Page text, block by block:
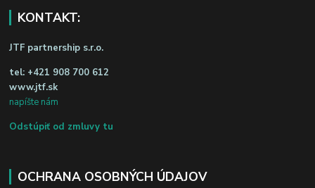
KONTAKT:
JTF partnership s.r.o.
tel: +421 908 700 612
www.jtf.sk
napíšte nám
Odstúpiť od zmluvy tu
OCHRANA OSOBNÝCH ÚDAJOV